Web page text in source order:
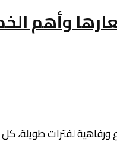
وأهم
لفترات طويلة،